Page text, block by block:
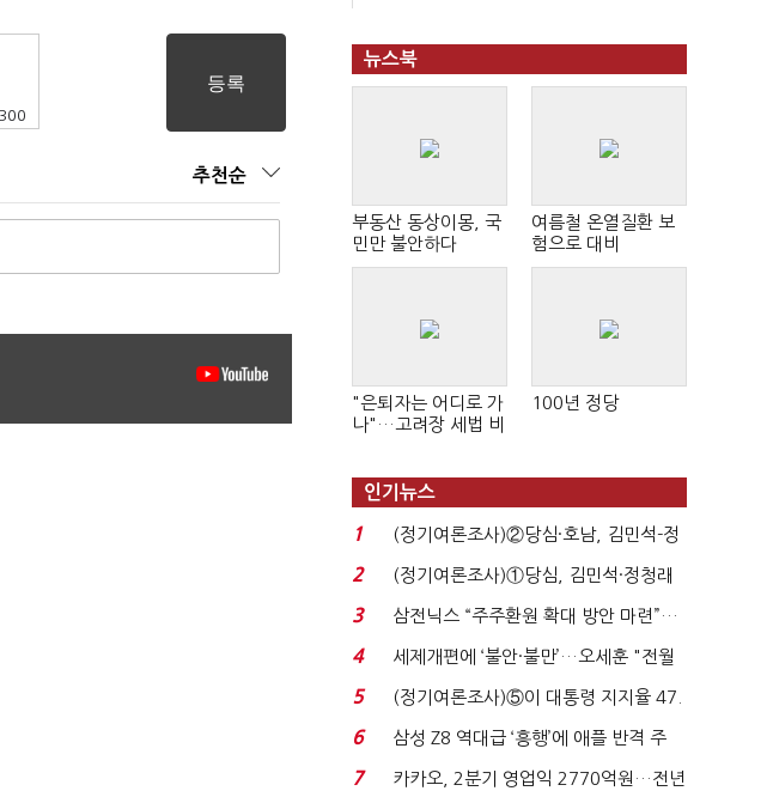
추천순
뉴스북
부동산 동상이몽, 국
민만 불안하다
여름철 온열질환 보
험으로 대비
"은퇴자는 어디로 가
나"…고려장 세법 비
100년 정당
인기뉴스
1
(정기여론조사)②당심·호남, 김민석-정
청래 '초접전'...
2
(정기여론조사)①당심, 김민석·정청래
'초접전'…대통령 ...
3
삼전닉스 “주주환원 확대 방안 마련”…
로이터에 성명...
4
세제개편에 ‘불안·불만’…오세훈 "전월
세 구하기 더 ...
5
(정기여론조사)⑤이 대통령 지지율 47.
7%…일주일 만에 ...
6
삼성 Z8 역대급 ‘흥행’에 애플 반격 주
목…9월 ‘폴...
7 카카오, 2분기 영업익 2770억원…전년